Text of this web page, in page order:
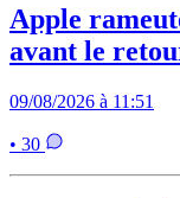
Apple
avant le
09/08/2026 à 11:51
• 30